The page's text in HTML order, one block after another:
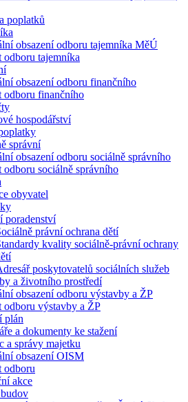
poplatků
obsazení odboru tajemníka MěÚ
odboru tajemníka
obsazení odboru finančního
odboru finančního
hospodářství
správní
obsazení odboru sociálně správního
odboru sociálně správního
obyvatel
poradenství
právní ochrana dětí
kvality sociálně-právní ochrany
poskytovatelů sociálních služeb
a životního prostředí
obsazení odboru výstavby a ŽP
odboru výstavby a ŽP
plán
a dokumenty ke stažení
a správy majetku
obsazení OISM
odboru
akce